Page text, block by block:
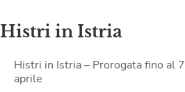
Histri in Istria
Histri in Istria – Prorogata fino al 7
aprile